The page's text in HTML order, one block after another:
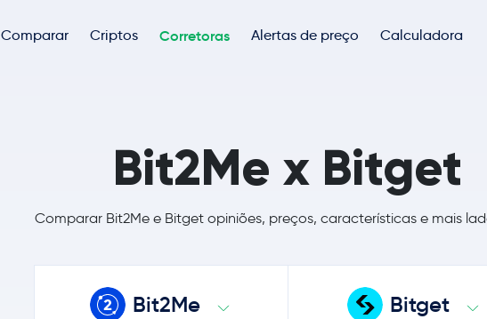
Comparar Criptos Corretoras Alertas de preço Calculadora
Bit2Me x Bitget
Comparar Bit2Me e Bitget opiniões, preços, características e mais
Bit2Me Bitget